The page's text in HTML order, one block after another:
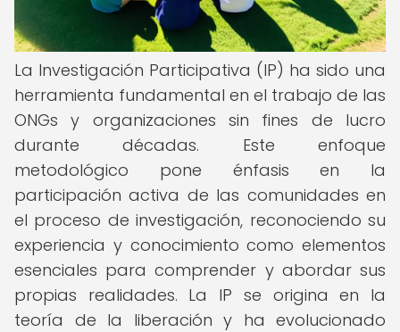
La Investigación Participativa (IP) ha sido una
herramienta fundamental en el trabajo de las
ONGs y organizaciones sin fines de lucro
durante décadas. Este enfoque
metodológico pone énfasis en la
participación activa de las comunidades en
el proceso de investigación, reconociendo su
experiencia y conocimiento como elementos
esenciales para comprender y abordar sus
propias realidades. La IP se origina en la
teoría de la liberación y ha evolucionado